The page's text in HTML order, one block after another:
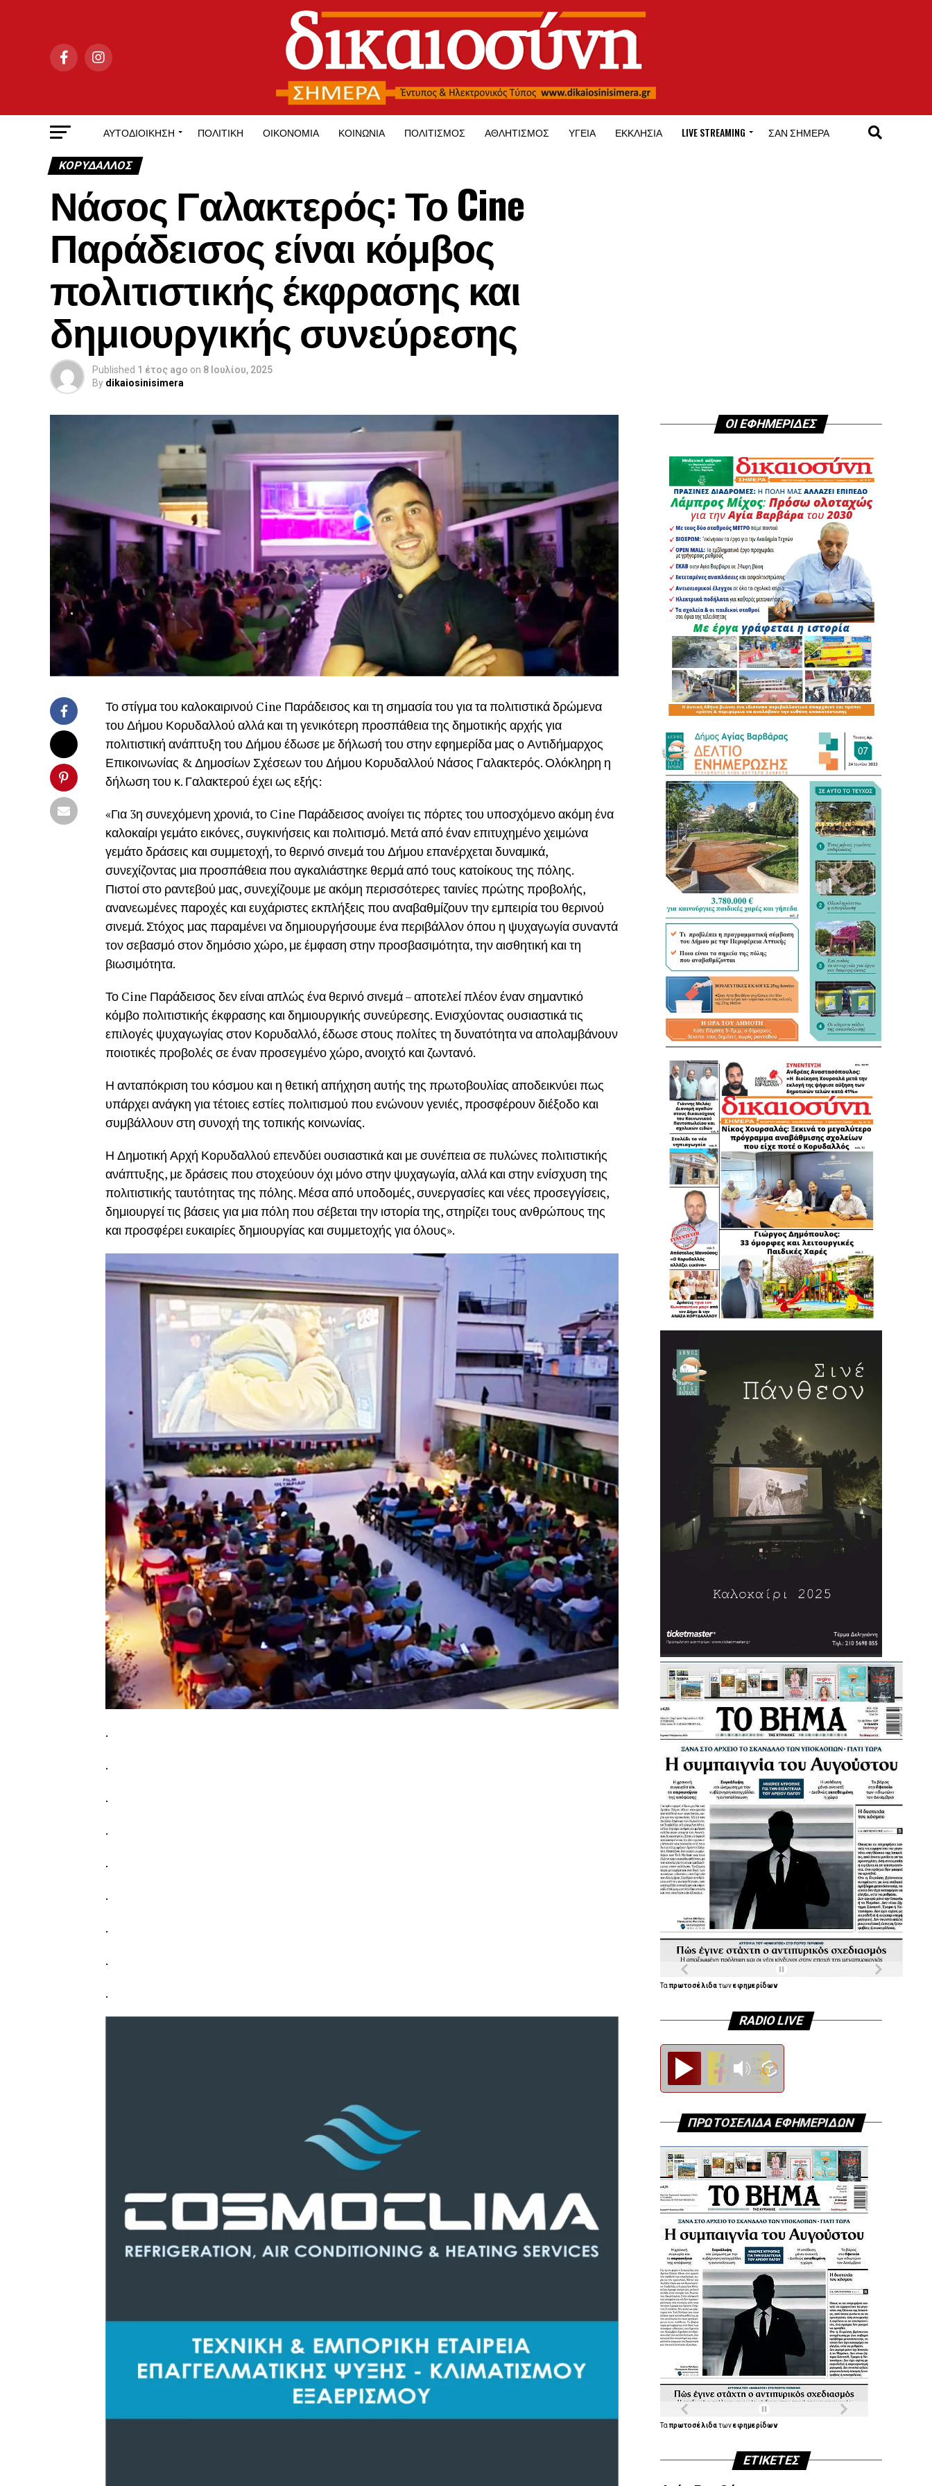
ΑΥΤΟΔΙΟΊΚΗΣΗ ΠΟΛΙΤΙΚΉ ΟΙΚΟΝΟΜΊΑ ΚΟΙΝΩΝΊΑ ΠΟΛΙΤΙΣΜΌΣ ΑΘΛΗΤΙΣΜΌΣ ΥΓΕΊΑ ΕΚΚΛΗΣΊΑ LIVE STREAMING ΣΑΝ ΣΉΜΕΡΑ
ΚΟΡΥΔΑΛΛΟΣ
Νάσος Γαλακτερός: Το Cine
Παράδεισος είναι κόμβος
πολιτιστικής έκφρασης και
δημιουργικής συνεύρεσης
Published 1 έτος ago on 8 Ιουλίου, 2025
By dikaiosinisimera
Το στίγμα του καλοκαιρινού Cine Παράδεισος και τη σημασία του για τα πολιτιστικά δρώμενα
του Δήμου Κορυδαλλού αλλά και τη γενικότερη προσπάθεια της δημοτικής αρχής για
πολιτιστική ανάπτυξη του Δήμου έδωσε με δήλωσή του στην εφημερίδα μας ο Αντιδήμαρχος
Επικοινωνίας & Δημοσίων Σχέσεων του Δήμου Κορυδαλλού Νάσος Γαλακτερός. Ολόκληρη η
δήλωση του κ. Γαλακτερού έχει ως εξής:
«Για 3η συνεχόμενη χρονιά, το Cine Παράδεισος ανοίγει τις πόρτες του υποσχόμενο ακόμη ένα
καλοκαίρι γεμάτο εικόνες, συγκινήσεις και πολιτισμό. Μετά από έναν επιτυχημένο χειμώνα
γεμάτο δράσεις και συμμετοχή, το θερινό σινεμά του Δήμου επανέρχεται δυναμικά,
συνεχίζοντας μια προσπάθεια που αγκαλιάστηκε θερμά από τους κατοίκους της πόλης.
Πιστοί στο ραντεβού μας, συνεχίζουμε με ακόμη περισσότερες ταινίες πρώτης προβολής,
ανανεωμένες παροχές και ευχάριστες εκπλήξεις που αναβαθμίζουν την εμπειρία του θερινού
σινεμά. Στόχος μας παραμένει να δημιουργήσουμε ένα περιβάλλον όπου η ψυχαγωγία συναντά
τον σεβασμό στον δημόσιο χώρο, με έμφαση στην προσβασιμότητα, την αισθητική και τη
βιωσιμότητα.
Το Cine Παράδεισος δεν είναι απλώς ένα θερινό σινεμά – αποτελεί πλέον έναν σημαντικό
κόμβο πολιτιστικής έκφρασης και δημιουργικής συνεύρεσης. Ενισχύοντας ουσιαστικά τις
επιλογές ψυχαγωγίας στον Κορυδαλλό, έδωσε στους πολίτες τη δυνατότητα να απολαμβάνουν
ποιοτικές προβολές σε έναν προσεγμένο χώρο, ανοιχτό και ζωντανό.
Η ανταπόκριση του κόσμου και η θετική απήχηση αυτής της πρωτοβουλίας αποδεικνύει πως
υπάρχει ανάγκη για τέτοιες εστίες πολιτισμού που ενώνουν γενιές, προσφέρουν διέξοδο και
συμβάλλουν στη συνοχή της τοπικής κοινωνίας.
Η Δημοτική Αρχή Κορυδαλλού επενδύει ουσιαστικά και με συνέπεια σε πυλώνες πολιτιστικής
ανάπτυξης, με δράσεις που στοχεύουν όχι μόνο στην ψυχαγωγία, αλλά και στην ενίσχυση της
πολιτιστικής ταυτότητας της πόλης. Μέσα από υποδομές, συνεργασίες και νέες προσεγγίσεις,
δημιουργεί τις βάσεις για μια πόλη που σέβεται την ιστορία της, στηρίζει τους ανθρώπους της
και προσφέρει ευκαιρίες δημιουργίας και συμμετοχής για όλους».
.
.
.
.
.
.
.
.
.
ΟΙ ΕΦΗΜΕΡΙΔΕΣ
Ταπρωτοσέλιδατωνεφημερίδων
RADIO LIVE
ΠΡΩΤΟΣΕΛΙΔΑ ΕΦΗΜΕΡΙΔΩΝ
Ταπρωτοσέλιδατωνεφημερίδων
ΕΤΙΚΈΤΕΣ